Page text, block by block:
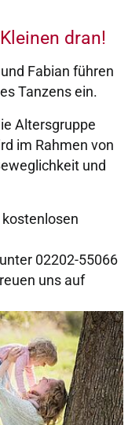
dran!
Fabian führen
Tanzens ein.
Altersgruppe
im Rahmen von
und
02202-55066
uns auf